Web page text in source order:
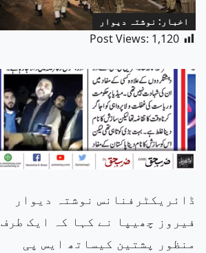
اخبار: نوشتہ دیوار
Post Views: 1,120
ڈائریکٹرفنانس نوشتہ دیوار
فیروز چھیپا نے کہا کہ ایک طرف
منظور پشتین کیساتھ ایس پی